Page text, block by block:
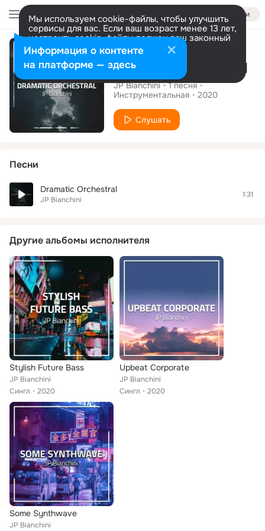
Войти
Мы используем cookie-файлы, чтобы улучшить
сервисы для вас. Если ваш возраст менее 13 лет,
настроить cookie-файлы должен ваш законный
представитель. Больше информации
Разрешить все Настроить
Сингл
Dramatic Orchestral
JP Bianchini 1песня
Инструментальная
2020
Слушать
Песни
Dramatic Orchestral
JP Bianchini
1:31
Другие альбомы исполнителя
Stylish Future Bass
JP Bianchini
Сингл
2020
Upbeat Corporate
JP Bianchini
Сингл
2020
Some Synthwave
JP Bianchini
Информация о контенте
на платформе — здесь